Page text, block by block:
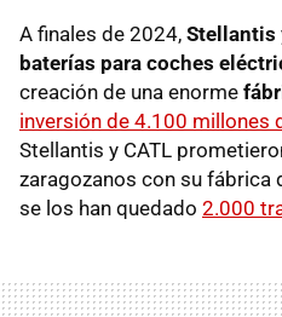
A finales de 2024, Stellantis
baterías para coches
creación de una enorme
inversión de 4.100 millones
Stellantis y CATL
zaragozanos con su fábrica
se los han quedado 2.000